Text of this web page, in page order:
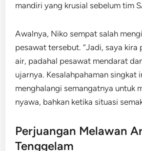
mandiri yang krusial sebelum tim
Awalnya, Niko sempat salah
pesawat tersebut. “Jadi, saya kira
air, padahal pesawat mendarat
ujarnya. Kesalahpahaman singkat
menghalangi semangatnya untuk
nyawa, bahkan ketika situasi
Perjuangan Melawan
Tenggelam